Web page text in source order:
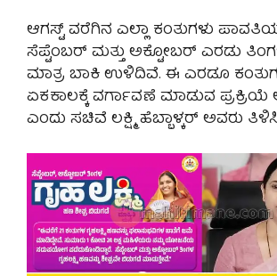
ಆಗಸ್ಟ್ ವರೆಗಿನ ಎಲ್ಲಾ ಕಂತುಗಳು
ಸೆಪ್ಟೆಂಬರ್ ಮತ್ತು ಅಕ್ಟೋಬರ್ ಎರಡು
ಮಾತ್ರ ಬಾಕಿ ಉಳಿದಿವೆ. ಈ ಎರಡೂ
ಏಕಕಾಲಕ್ಕೆ ವರ್ಗಾವಣೆ ಮಾಡುವ
ಎಂದು ಸಚಿವೆ ಲಕ್ಷ್ಮಿ ಹೆಬ್ಬಾಳ್ಕರ್ ಅವರು